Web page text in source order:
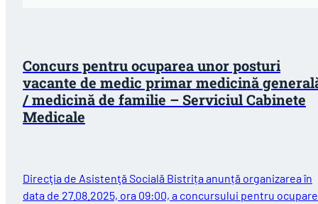
Concurs pentru ocuparea unor posturi
vacante de medic primar medicină
/ medicină de familie – Serviciul Cabinete
Medicale
Direcţia de Asistenţă Socială Bistrița anunță organizarea în
data de 27.08.2025, ora 09:00, a concursului pentru